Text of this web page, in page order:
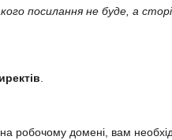
посилання не буде, а
робочому домені, вам